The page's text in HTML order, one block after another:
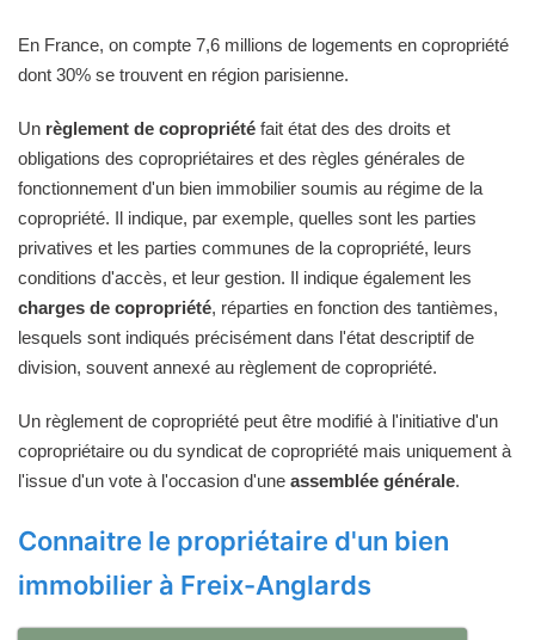
En France, on compte 7,6 millions de logements en copropriété
dont 30% se trouvent en région parisienne.
Un règlement de copropriété fait état des des droits et
obligations des copropriétaires et des règles générales de
fonctionnement d'un bien immobilier soumis au régime de la
copropriété. Il indique, par exemple, quelles sont les parties
privatives et les parties communes de la copropriété, leurs
conditions d'accès, et leur gestion. Il indique également les
charges de copropriété, réparties en fonction des tantièmes,
lesquels sont indiqués précisément dans l'état descriptif de
division, souvent annexé au règlement de copropriété.
Un règlement de copropriété peut être modifié à l'initiative d'un
copropriétaire ou du syndicat de copropriété mais uniquement à
l'issue d'un vote à l'occasion d'une assemblée générale.
Connaitre le propriétaire d'un bien
immobilier à Freix-Anglards